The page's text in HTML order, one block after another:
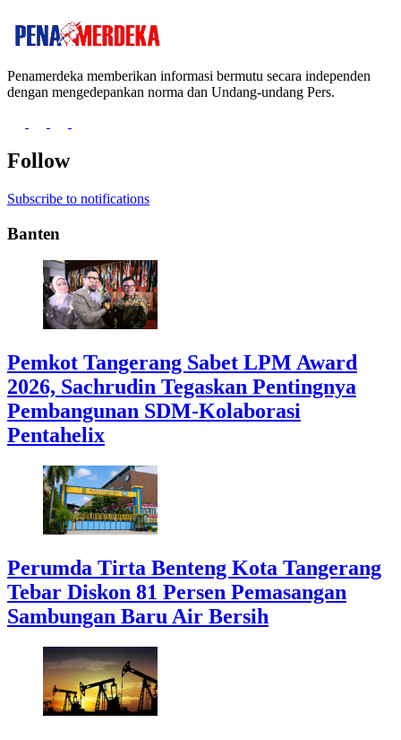
Penamerdeka memberikan informasi bermutu secara independen
dengan mengedepankan norma dan Undang-undang Pers.
Follow
Subscribe to notifications
Banten
Pemkot Tangerang Sabet LPM Award
2026, Sachrudin Tegaskan Pentingnya
Pembangunan SDM-Kolaborasi
Pentahelix
Perumda Tirta Benteng Kota Tangerang
Tebar Diskon 81 Persen Pemasangan
Sambungan Baru Air Bersih